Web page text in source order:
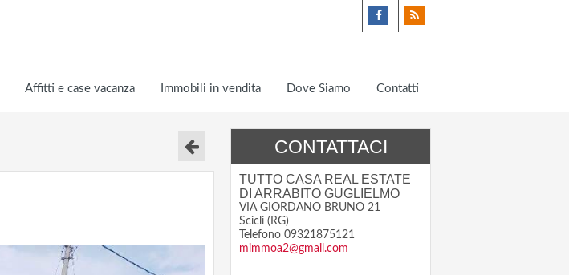
Affitti e case vacanza Immobili in vendita Dove Siamo Contatti
CONTATTACI
TUTTO CASA REAL ESTATE
DI ARRABITO GUGLIELMO
VIA GIORDANO BRUNO 21
Scicli (RG)
Telefono 09321875121
mimmoa2@gmail.com